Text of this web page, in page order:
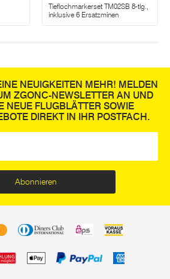
Tieflochmarkerset TM02SB 8-tlg.,
inklusive 6 Ersatzminen
NEUIGKEITEN MEHR! MELDEN
ZGONC-NEWSLETTER AN UND
NEUE FLUGBLÄTTER SOWIE
DIREKT IN IHR POSTFACH.
Abonnieren